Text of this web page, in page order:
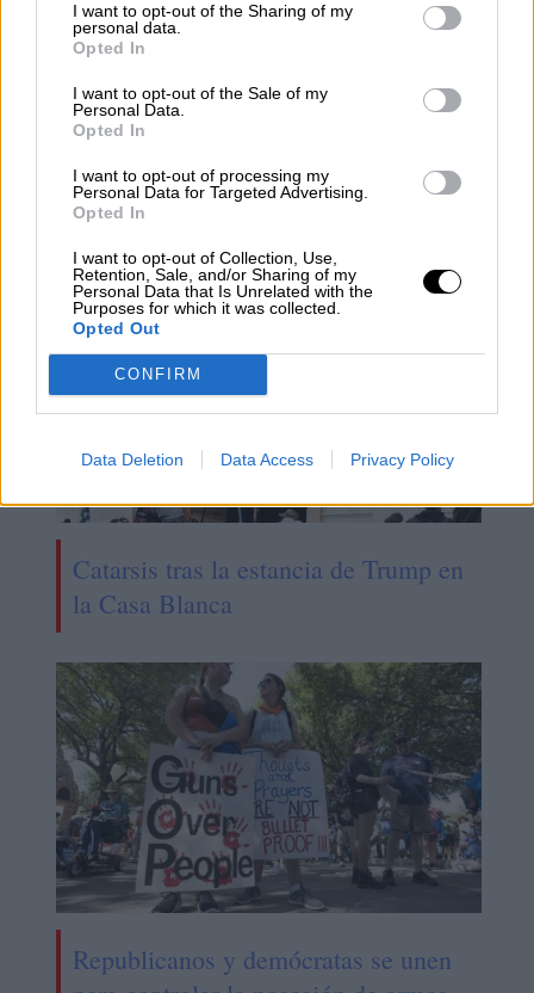
I want to opt-out of the Sharing of my
personal data.
Opted In
I want to opt-out of the Sale of my
Personal Data.
Opted In
I want to opt-out of processing my
Personal Data for Targeted Advertising.
Opted In
I want to opt-out of Collection, Use,
Retention, Sale, and/or Sharing of my
Personal Data that Is Unrelated with the
Purposes for which it was collected.
Opted Out
CONFIRM
Data Deletion Data Access Privacy Policy
Kansas vota para mantener el
derecho al aborto sin ningún cambio
Catarsis tras la estancia de Trump en
la Casa Blanca
Republicanos y demócratas se unen